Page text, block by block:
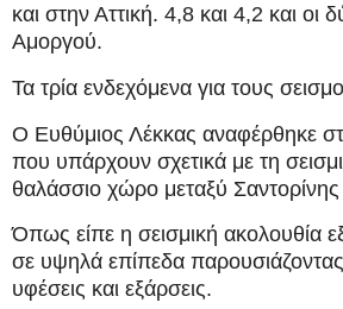
και στην Αττική. 4,8 και 4,2 και οι
Αμοργού.
Τα τρία ενδεχόμενα για τους
Ο Ευθύμιος Λέκκας αναφέρθηκε
που υπάρχουν σχετικά με τη
θαλάσσιο χώρο μεταξύ
Όπως είπε η σεισμική ακολουθία
σε υψηλά επίπεδα
υφέσεις και εξάρσεις.